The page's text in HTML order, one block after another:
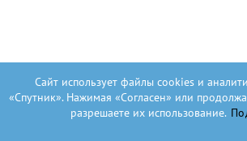
Сайт использует файлы cookies и
«Спутник». Нажимая «Согласен» или
разрешаете их использование.